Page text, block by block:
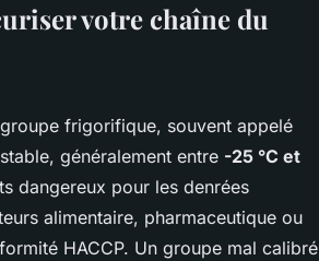
votre chaîne du
frigorifique, souvent appelé
généralement entre -25 °C et
dangereux pour les denrées
alimentaire, pharmaceutique ou
HACCP. Un groupe mal calibré